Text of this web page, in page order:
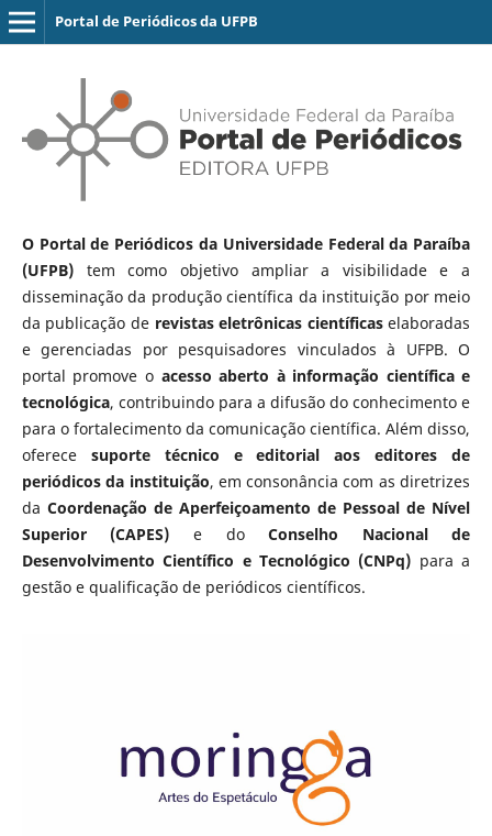
Portal de Periódicos da UFPB
O Portal de Periódicos da Universidade Federal da Paraíba
(UFPB)tem como objetivo ampliar a visibilidade e a
disseminação da produção científica da instituição por meio
da publicação de revistas eletrônicas científicaselaboradas
e gerenciadas por pesquisadores vinculados à UFPB. O
portal promove o acesso aberto à informação científica e
tecnológica, contribuindo para a difusão do conhecimento e
para o fortalecimento da comunicação científica. Além disso,
oferece suporte técnico e editorial aos editores de
periódicos da instituição, em consonância com as diretrizes
da Coordenação de Aperfeiçoamento de Pessoal de Nível
Superior (CAPES) e doConselho Nacional de
Desenvolvimento Científico e Tecnológico (CNPq) para a
gestão e qualificação de periódicos científicos.